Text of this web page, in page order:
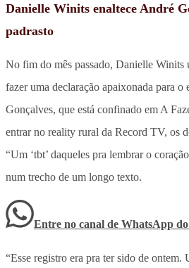
Danielle Winits enaltece André
padrasto
No fim do mês passado, Danielle Winits
fazer uma declaração apaixonada para
Gonçalves, que está confinado em A
entrar no reality rural da Record TV, os
“Um ‘tbt’ daqueles pra lembrar o
num trecho de um longo texto.
Entre no canal de WhatsApp do
“Esse registro era pra ter sido de ontem.